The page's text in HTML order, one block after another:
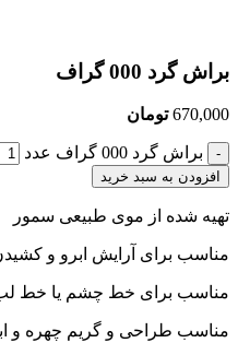
براش گرد 000 گراف
670,000 تومان
براش گرد 000 گراف عدد
افزودن به سبد خرید
تهیه شده از موی طبیعی سمور
مناسب برای آرایش ابرو و
مناسب برای خط چشم يا خط
مناسب طراحی و گریم چهره و